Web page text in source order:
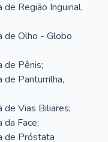
Região Inguinal,
de Olho - Globo
de Pênis;
de Panturrilha,
de Vias Biliares;
Face;
de Próstata